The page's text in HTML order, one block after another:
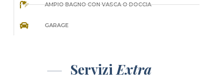
AMPIO BAGNO CON VASCA O DOCCIA
GARAGE
Servizi Extra